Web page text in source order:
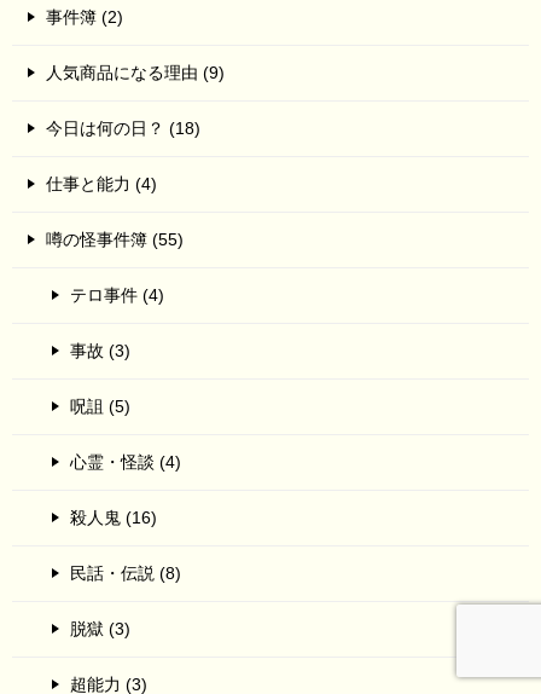
事件簿 (2)
人気商品になる理由 (9)
今日は何の日？ (18)
仕事と能力 (4)
噂の怪事件簿 (55)
テロ事件 (4)
事故 (3)
呪詛 (5)
心霊・怪談 (4)
殺人鬼 (16)
民話・伝説 (8)
脱獄 (3)
超能力 (3)